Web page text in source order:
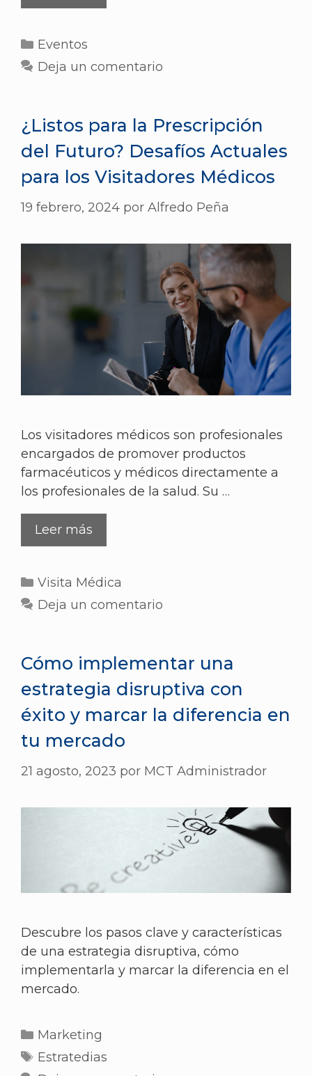
Eventos
Deja un comentario
¿Listos para la Prescripción
del Futuro? Desafíos Actuales
para los Visitadores Médicos
19 febrero, 2024 por Alfredo Peña
Los visitadores médicos son profesionales
encargados de promover productos
farmacéuticos y médicos directamente a
los profesionales de la salud. Su …
Leer más
Visita Médica
Deja un comentario
Cómo implementar una
estrategia disruptiva con
éxito y marcar la diferencia en
tu mercado
21 agosto, 2023 por MCT Administrador
Descubre los pasos clave y características
de una estrategia disruptiva, cómo
implementarla y marcar la diferencia en el
mercado.
Marketing
Estratedias